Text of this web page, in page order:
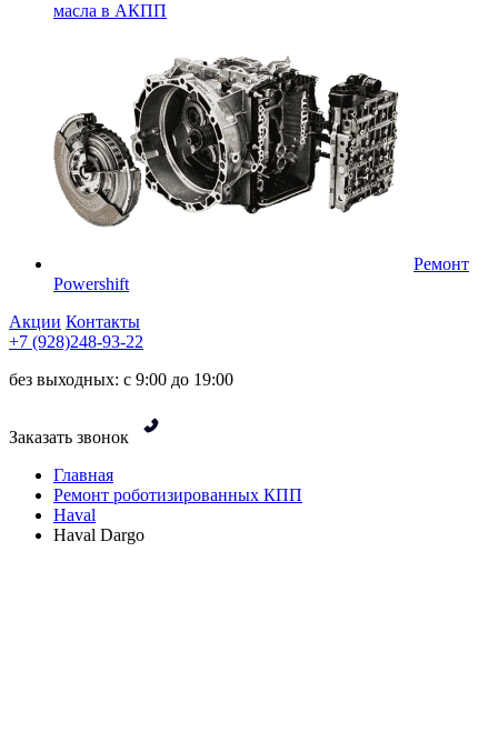
масла в АКПП
Ремонт
Powershift
Акции Контакты
+7 (928)248-93-22
без выходных: с 9:00 до 19:00
Заказать звонок
Главная
Ремонт роботизированных КПП
Haval
Haval Dargo